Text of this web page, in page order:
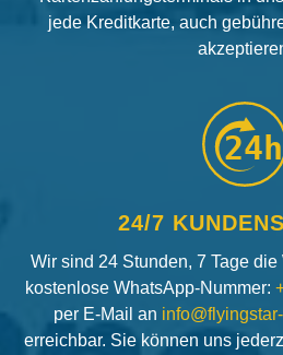
jede Kreditkarte, auch
24h
24/7
Wir sind 24 Stunden, 7 Tage
kostenlose WhatsApp-Nummer:
per E-Mail an
erreichbar. Sie können uns